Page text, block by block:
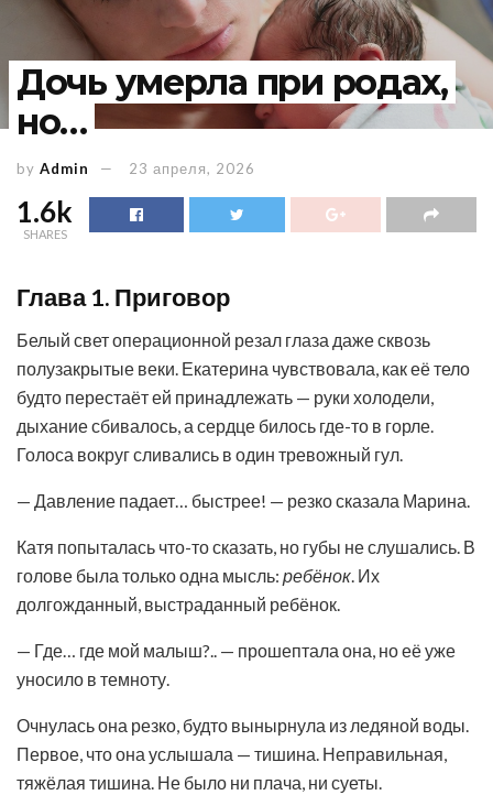
Дочь умерла при родах,
но…
by Admin 23 апреля, 2026
1.6k
SHARES
Глава 1. Приговор
Белый свет операционной резал глаза даже сквозь
полузакрытые веки. Екатерина чувствовала, как её тело
будто перестаёт ей принадлежать — руки холодели,
дыхание сбивалось, а сердце билось где-то в горле.
Голоса вокруг сливались в один тревожный гул.
— Давление падает… быстрее! — резко сказала Марина.
Катя попыталась что-то сказать, но губы не слушались. В
голове была только одна мысль: ребёнок. Их
долгожданный, выстраданный ребёнок.
— Где… где мой малыш?.. — прошептала она, но её уже
уносило в темноту.
Очнулась она резко, будто вынырнула из ледяной воды.
Первое, что она услышала — тишина. Неправильная,
тяжёлая тишина. Не было ни плача, ни суеты.